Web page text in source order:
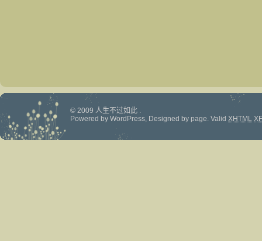
© 2009 人生不过如此 .
Powered by WordPress, Designed by page. Valid XHTML